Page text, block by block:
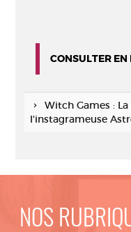
CONSULTER EN
Witch Games :
l'instagrameuse
NOS